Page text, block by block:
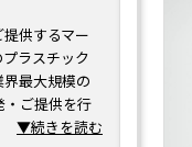
供するマー
ラスチック
最大規模の
・ご提供を行
ます。
▼続きを読む